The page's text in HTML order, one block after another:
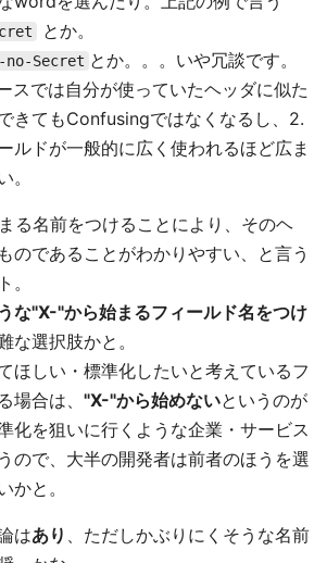
とか。
Secret とか。。。いや冗談です。
スでは自分が使っていたヘッダに似た
きてもConfusingではなくなるし、2.
ルドが一般的に広く使われるほど広ま
。
る名前をつけることにより、そのヘ
のであることがわかりやすい、と言う
。
な"X-"から始まるフィールド名をつけ
な選択肢かと。
ほしい・標準化したいと考えているフ
場合は、 "X-"から始めないというのが
化を狙いに行くような企業・サービス
ので、大半の開発者は前者のほうを選
かと。
はあり 、ただしかぶりにくそうな名前